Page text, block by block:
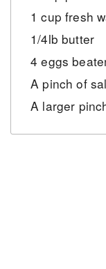
1 cup fresh
1/4lb butter
4 eggs
A pinch of
A larger